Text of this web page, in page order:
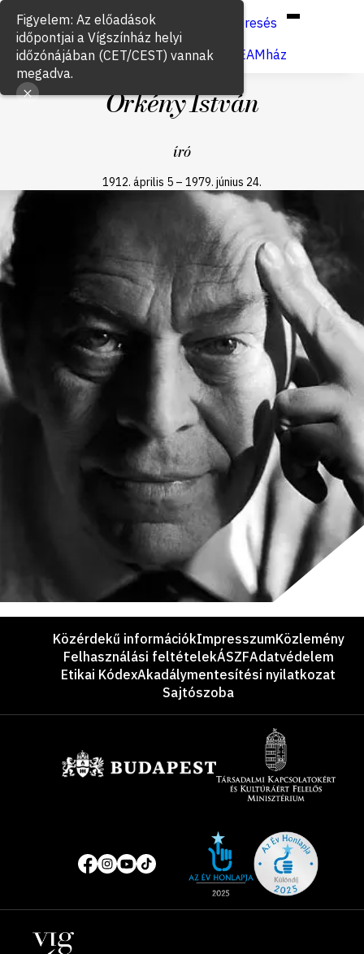
Keresés
Jegyvásárlás
VígSTREAMház
Örkény István
író
1912. április 5 – 1979. június 24.
LáblécKözérdekű információkImpresszumKözlemény
Felhasználási feltételekÁSZFAdatvédelem
Etikai KódexAkadálymentesítési nyilatkozat
Sajtószoba
Közösségi
média
oldalak
of
year
Helyszínek
Figyelem: Az előadások
időpontjai a Vígszínház helyi
időzónájában (CET/CEST) vannak
megadva.